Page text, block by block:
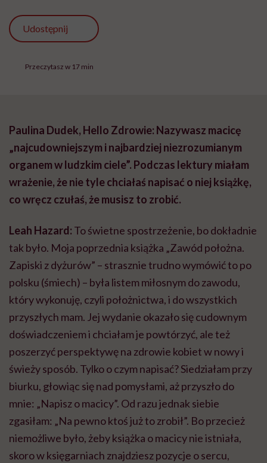
Udostępnij
Przeczytasz w 17 min
Paulina Dudek, Hello Zdrowie: Nazywasz macicę
„najcudowniejszym i najbardziej niezrozumianym
organem w ludzkim ciele”. Podczas lektury miałam
wrażenie, że nie tyle chciałaś napisać o niej książkę,
co wręcz czułaś, że musisz to zrobić.
Leah Hazard: To świetne spostrzeżenie, bo dokładnie
tak było. Moja poprzednia książka „Zawód położna.
Zapiski z dyżurów” – strasznie trudno wymówić to po
polsku (śmiech) – była listem miłosnym do zawodu,
który wykonuję, czyli położnictwa, i do wszystkich
przyszłych mam. Jej wydanie okazało się cudownym
doświadczeniem i chciałam je powtórzyć, ale też
poszerzyć perspektywę na zdrowie kobiet w nowy i
świeży sposób. Tylko o czym napisać? Siedziałam przy
biurku, głowiąc się nad pomysłami, aż przyszło do
mnie: „Napisz o macicy”. Od razu jednak siebie
zgasiłam: „Na pewno ktoś już to zrobił”. Bo przecież
niemożliwe było, żeby książka o macicy nie istniała,
skoro w księgarniach znajdziesz pozycje o sercu,